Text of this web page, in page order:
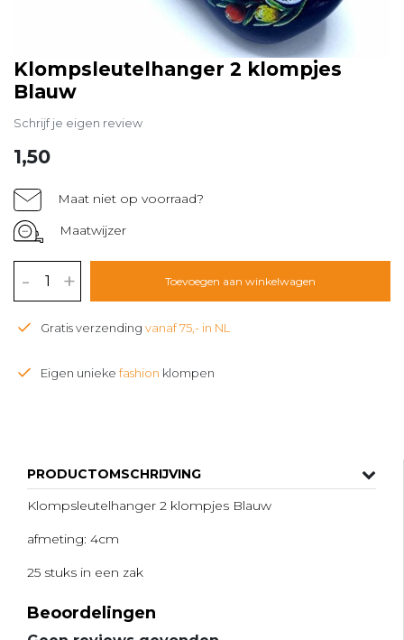
PRODUCTOMSCHRIJVING
Klompsleutelhanger 2 klompjes Blauw
afmeting: 4cm
25 stuks in een zak
Beoordelingen
Klompsleutelhanger 2 klompjes
Blauw
Schrijf je eigen review
1,50
Maat niet op voorraad?
Maatwijzer
- + Toevoegen aan winkelwagen
Gratis verzending vanaf 75,- in NL
Eigen unieke fashion klompen